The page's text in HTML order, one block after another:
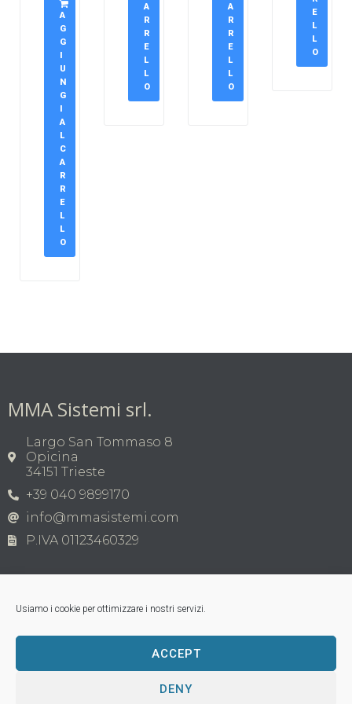
Usiamo i cookie per ottimizzare i nostri servizi.
ACCEPT
DENY
A
G
G
I
U
N
G
I
A
L
C
A
R
R
E
L
L
O
A
R
R
E
L
L
O
A
R
R
E
L
L
O
E
L
L
O
MMA Sistemi srl.
Largo San Tommaso 8
Opicina
34151 Trieste
+39 040 9899170
info@mmasistemi.com
P.IVA 01123460329
Copyright © MMA Sistemi s.r.l. 2026 | P.IVA
01123460329
Tutti i marchi appartengono ai legittimi proprietari;